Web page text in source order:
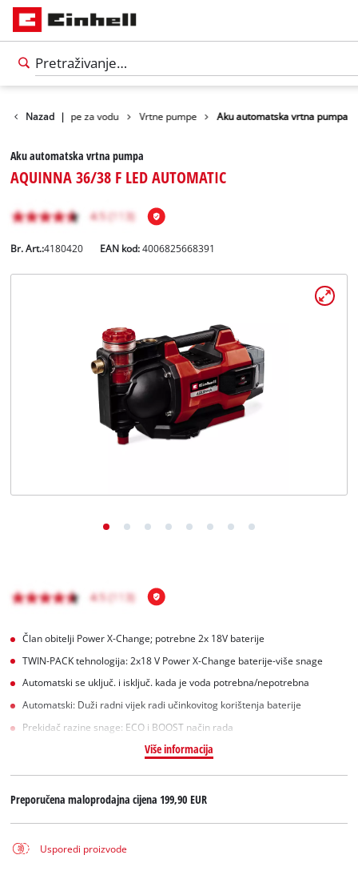
Nazad |
Pumpe za vodu Vrtne pumpe Aku automatska vrtna pumpa
Aku automatska vrtna pumpa
AQUINNA 36/38 F LED AUTOMATIC
Br. Art.:4180420 EAN kod:4006825668391
Član obitelji Power X-Change; potrebne 2x 18V baterije
TWIN-PACK tehnologija: 2x18 V Power X-Change baterije-više snage
Automatski se uključ. i isključ. kada je voda potrebna/nepotrebna
Automatski: Duži radni vijek radi učinkovitog korištenja baterije
Prekidač razine snage: ECO i BOOST način rada
Više informacija
Preporučena maloprodajna cijena199,90 EUR
Usporedi proizvode